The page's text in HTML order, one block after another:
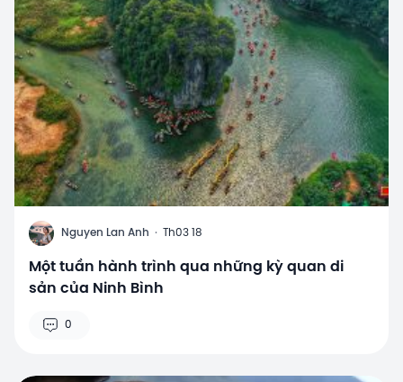
N Nguyen Lan Anh · Th03 18
Một tuần hành trình qua những kỳ quan di
sản của Ninh Bình
0